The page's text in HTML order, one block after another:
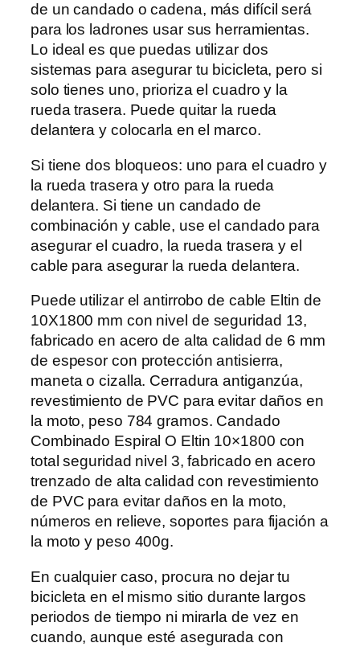
de un candado o cadena, más difícil será
para los ladrones usar sus herramientas.
Lo ideal es que puedas utilizar dos
sistemas para asegurar tu bicicleta, pero si
solo tienes uno, prioriza el cuadro y la
rueda trasera. Puede quitar la rueda
delantera y colocarla en el marco.
Si tiene dos bloqueos: uno para el cuadro y
la rueda trasera y otro para la rueda
delantera. Si tiene un candado de
combinación y cable, use el candado para
asegurar el cuadro, la rueda trasera y el
cable para asegurar la rueda delantera.
Puede utilizar el antirrobo de cable Eltin de
10X1800 mm con nivel de seguridad 13,
fabricado en acero de alta calidad de 6 mm
de espesor con protección antisierra,
maneta o cizalla. Cerradura antiganzúa,
revestimiento de PVC para evitar daños en
la moto, peso 784 gramos. Candado
Combinado Espiral O Eltin 10×1800 con
total seguridad nivel 3, fabricado en acero
trenzado de alta calidad con revestimiento
de PVC para evitar daños en la moto,
números en relieve, soportes para fijación a
la moto y peso 400g.
En cualquier caso, procura no dejar tu
bicicleta en el mismo sitio durante largos
periodos de tiempo ni mirarla de vez en
cuando, aunque esté asegurada con